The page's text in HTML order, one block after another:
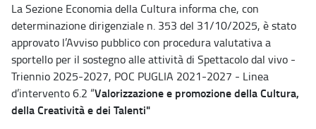
La Sezione Economia della Cultura informa che, con
determinazione dirigenziale n. 353 del 31/10/2025, è stato
approvato l’Avviso pubblico con procedura valutativa a
sportello per il sostegno alle attività di Spettacolo dal vivo -
Triennio 2025-2027, POC PUGLIA 2021-2027 - Linea
d’intervento 6.2 “Valorizzazione e promozione della Cultura,
della Creatività e dei Talenti"